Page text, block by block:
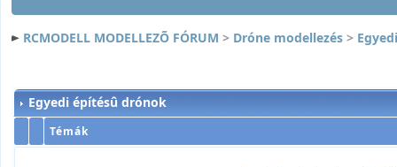
RCMODELL MODELLEZÕ FÓRUM > Dróne modellezés >
Egyedi építésû drónok
Témák